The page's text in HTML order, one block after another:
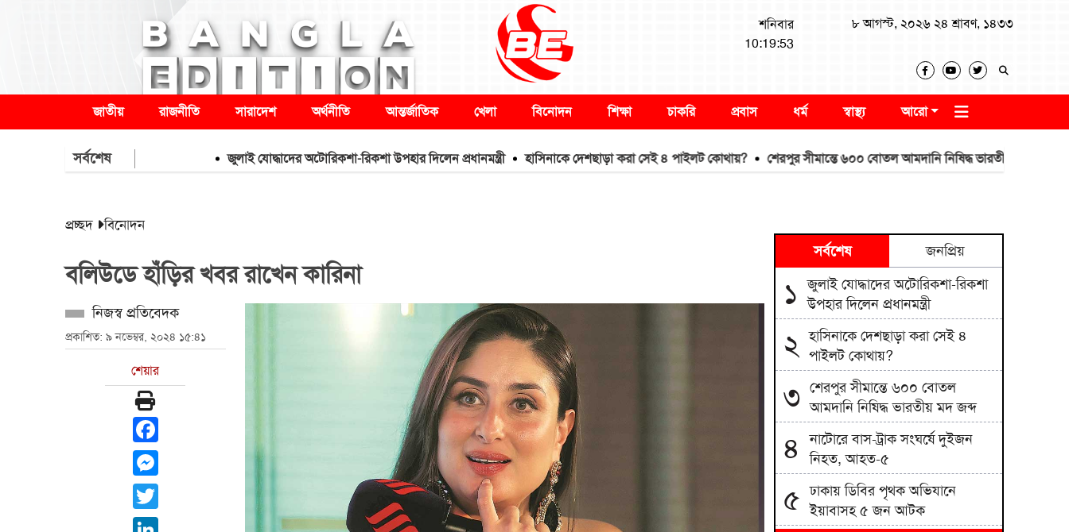
শনিবার
10:19:54
৮ আগস্ট, ২০২৬ ২৪ শ্রাবণ, ১৪৩৩
জাতীয় রাজনীতি সারাদেশ অর্থনীতি আন্তর্জাতিক খেলা বিনোদন শিক্ষা চাকরি প্রবাস ধর্ম স্বাস্থ্য আরো
সর্বশেষ জুলাই যোদ্ধাদের অটোরিকশা-রিকশা উপহার দিলেন প্রধানমন্ত্রী হাসিনাকে দেশছাড়া করা সেই ৪ পাইলট কোথায়? শেরপুর সীমান্তে ৬০০ বোতল আমদানি নিষিদ্ধ ভারতীয় মদ জব্দ
প্রচ্ছদ বিনোদন
বলিউডে হাঁড়ির খবর রাখেন কারিনা
নিজস্ব প্রতিবেদক
প্রকাশিত: ৯ নভেম্বর, ২০২৪ ১৫:৪১
শেয়ার
Facebook
Messenger
Twitter
LinkedIn
সর্বশেষ জনপ্রিয়
১ জুলাই যোদ্ধাদের অটোরিকশা-রিকশা
উপহার দিলেন প্রধানমন্ত্রী
২ হাসিনাকে দেশছাড়া করা সেই ৪
পাইলট কোথায়?
৩ শেরপুর সীমান্তে ৬০০ বোতল
আমদানি নিষিদ্ধ ভারতীয় মদ জব্দ
৪
নাটোরে বাস-ট্রাক সংঘর্ষে দুইজন
নিহত, আহত-৫
৫ ঢাকায় ডিবির পৃথক অভিযানে
ইয়াবাসহ ৫ জন আটক